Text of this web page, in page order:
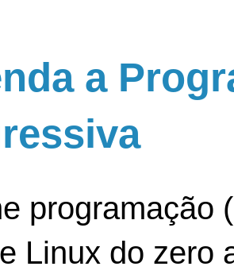
a
programação
Linux do zero